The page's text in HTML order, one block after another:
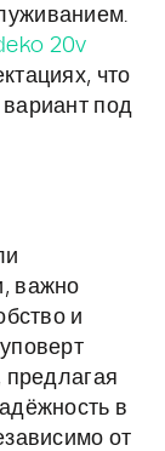
20v
что
под
важно
и
предлагая
в
от